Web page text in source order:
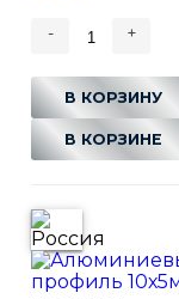
- +
В КОРЗИНУ
В КОРЗИНЕ